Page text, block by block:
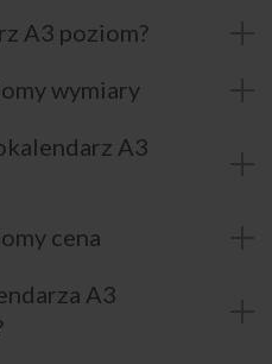
A3 poziom?
wymiary
A3
cena
A3